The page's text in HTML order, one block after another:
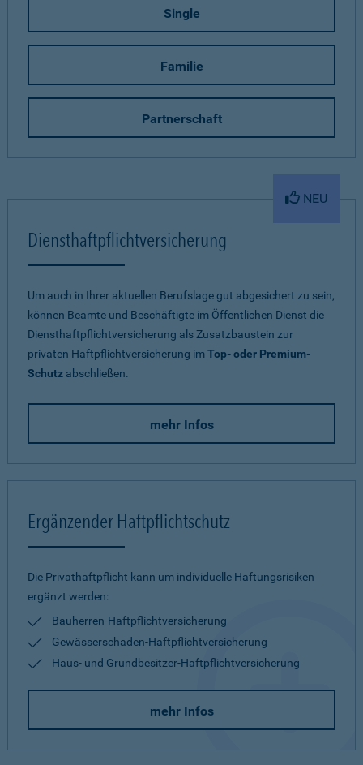
Single
Familie
Partnerschaft
NEU
Diensthaftpflichtversicherung
Um auch in Ihrer aktuellen Berufslage gut abgesichert zu sein,
können Beamte und Beschäftigte im Öffentlichen Dienst die
Diensthaftpflichtversicherung als Zusatzbaustein zur
privaten Haftpflichtversicherung imTop- oder Premium-
Schutz abschließen.
mehr Infos
Ergänzender Haftpflichtschutz
Die Privathaftpflicht kann um individuelle Haftungsrisiken
ergänzt werden:
Bauherren-Haftpflichtversicherung
Gewässerschaden-Haftpflichtversicherung
Haus- und Grundbesitzer-Haftpflichtversicherung
mehr Infos